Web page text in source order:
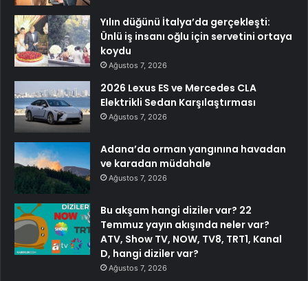
Yılın düğünü İtalya’da gerçekleşti:
Ünlü iş insanı oğlu için servetini ortaya
koydu
Ağustos 7, 2026
2026 Lexus ES ve Mercedes CLA
Elektrikli Sedan Karşılaştırması
Ağustos 7, 2026
Adana’da orman yangınına havadan
ve karadan müdahale
Ağustos 7, 2026
Bu akşam hangi diziler var? 22
Temmuz yayın akışında neler var?
ATV, Show TV, NOW, TV8, TRT1, Kanal
D, hangi diziler var?
Ağustos 7, 2026